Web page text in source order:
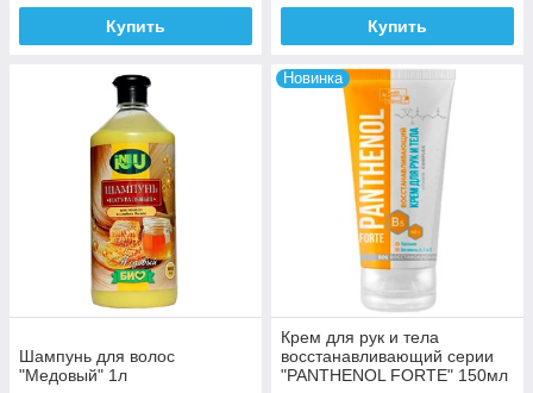
Купить Купить
Шампунь для волос
"Медовый" 1л
Новинка
Крем для рук и тела
восстанавливающий серии
"PANTHENOL FORTE" 150мл